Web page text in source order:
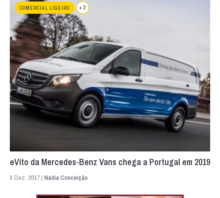
COMERCIAL LIGEIRO + 2
eVito da Mercedes-Benz Vans chega a Portugal em 2019
6 Dez. 2017 | Nádia Conceição